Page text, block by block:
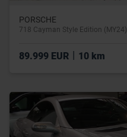
PORSCHE
718 Cayman Style Edition (MY24)
89.999 EUR 10 km